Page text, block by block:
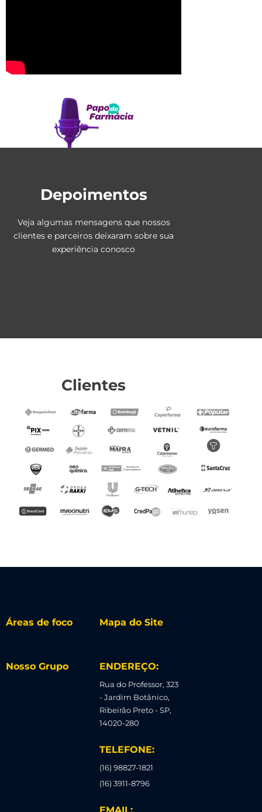
Depoimentos
Veja algumas mensagens que nossos
clientes e parceiros deixaram sobre sua
experiência conosco
Clientes
Áreas de foco Mapa do Site
Nosso Grupo ENDEREÇO:
Rua do Professor, 323
- Jardim Botânico,
Ribeirão Preto - SP,
14020-280
TELEFONE:
(16) 98827-1821
(16) 3911-8796